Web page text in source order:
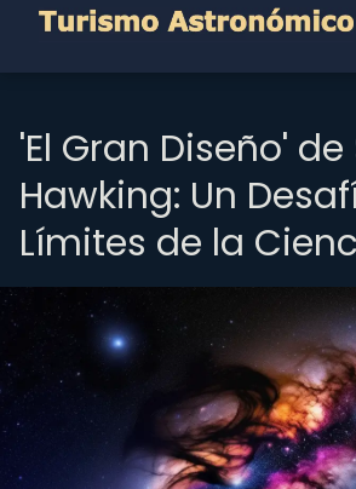
'El Gran Diseño'
Hawking: Un
Límites de la